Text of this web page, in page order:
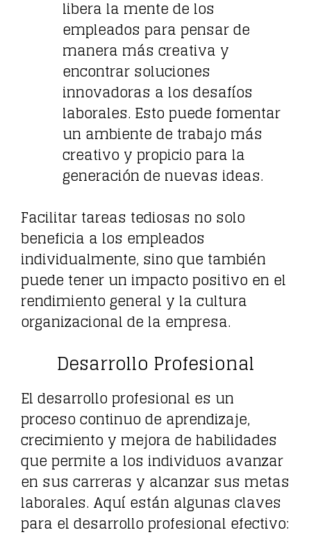
libera la mente de los
empleados para pensar de
manera más creativa y
encontrar soluciones
innovadoras a los desafíos
laborales. Esto puede fomentar
un ambiente de trabajo más
creativo y propicio para la
generación de nuevas ideas.
Facilitar tareas tediosas no solo
beneficia a los empleados
individualmente, sino que también
puede tener un impacto positivo en el
rendimiento general y la cultura
organizacional de la empresa.
Desarrollo Profesional
El desarrollo profesional es un
proceso continuo de aprendizaje,
crecimiento y mejora de habilidades
que permite a los individuos avanzar
en sus carreras y alcanzar sus metas
laborales. Aquí están algunas claves
para el desarrollo profesional efectivo: